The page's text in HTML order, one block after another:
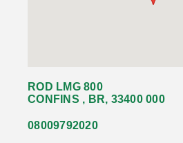
ROD LMG 800
CONFINS , BR, 33400 000
08009792020